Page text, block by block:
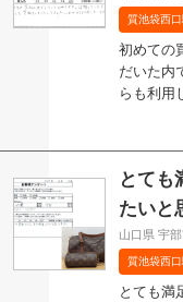
質池袋西
初めての
だいた内
らも利用
とても
たいと
山口県 宇
質池袋西
とても満